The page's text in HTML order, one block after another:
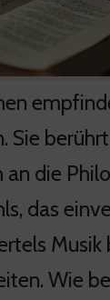
Sie
an die
das
Musik
Wie